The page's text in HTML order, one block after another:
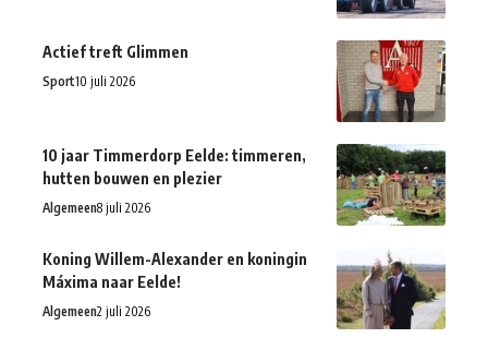
Actief treft Glimmen
Sport10 juli 2026
10 jaar Timmerdorp Eelde: timmeren,
hutten bouwen en plezier
Algemeen8 juli 2026
Koning Willem-Alexander en koningin
Máxima naar Eelde!
Algemeen2 juli 2026